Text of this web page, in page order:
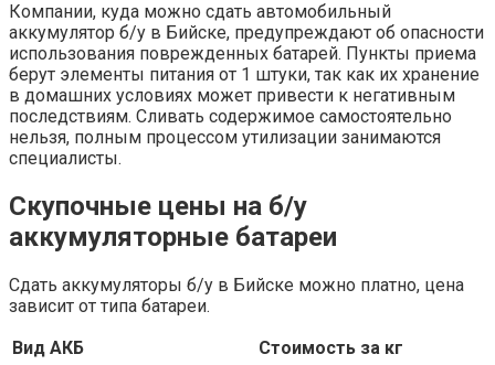
Компании, куда можно сдать автомобильный
аккумулятор б/у в Бийске, предупреждают об опасности
использования поврежденных батарей. Пункты приема
берут элементы питания от 1 штуки, так как их хранение
в домашних условиях может привести к негативным
последствиям. Сливать содержимое самостоятельно
нельзя, полным процессом утилизации занимаются
специалисты.
Скупочные цены на б/у
аккумуляторные батареи
Сдать аккумуляторы б/у в Бийске можно платно, цена
зависит от типа батареи.
Вид АКБ
Стоимость за кг